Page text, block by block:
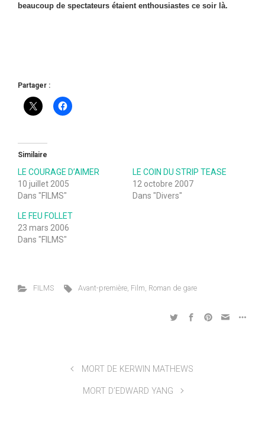
beaucoup de spectateurs étaient enthousiastes ce soir là.
Partager :
Similaire
LE COURAGE D’AIMER
10 juillet 2005
Dans "FILMS"
LE COIN DU STRIP TEASE
12 octobre 2007
Dans "Divers"
LE FEU FOLLET
23 mars 2006
Dans "FILMS"
FILMS Avant-première, Film, Roman de gare
MORT DE KERWIN MATHEWS
MORT D’EDWARD YANG